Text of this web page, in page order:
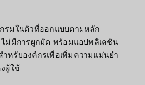
รมในตัวที่ออกแบบตามหลัก
ไม่มีการผูกมัด พร้อมแอปพลิเคชัน
หรับองค์กรเพื่อเพิ่มความแม่นยำ
ผู้ใช้